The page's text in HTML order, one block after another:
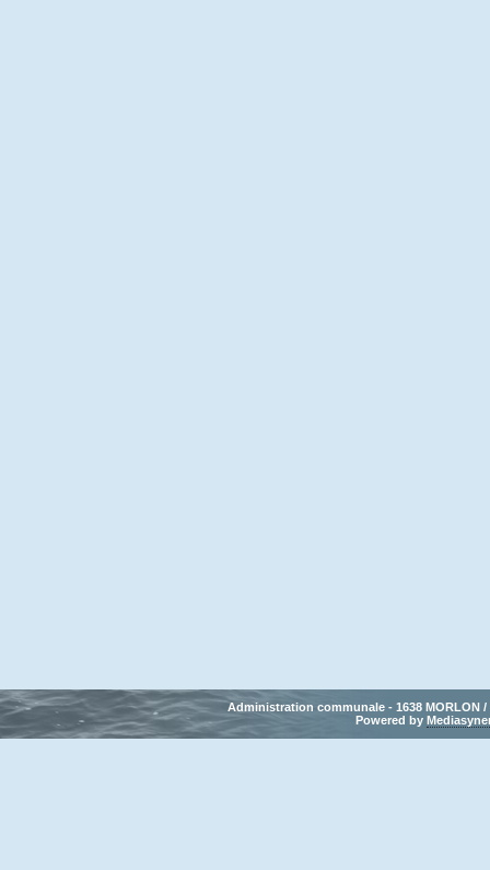
Administration communale - 1638 MORLON /
Powered by